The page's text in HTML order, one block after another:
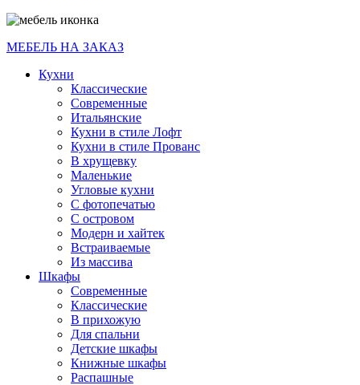
МЕБЕЛЬ НА ЗАКАЗ
Кухни
Классические
Современные
Итальянские
Кухни в стиле Лофт
Кухни в стиле Прованс
В хрущевку
Маленькие
Угловые кухни
С фотопечатью
С островом
Модерн и хайтек
Встраиваемые
Из массива
Шкафы
Современные
Классические
В прихожую
Для спальни
Детские шкафы
Книжные шкафы
Распашные